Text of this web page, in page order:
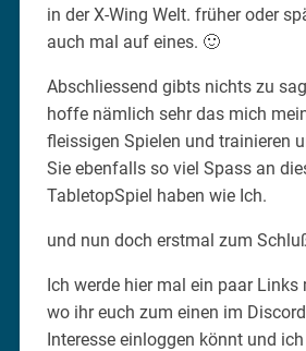
in der X-Wing Welt. früher oder
auch mal auf eines. 🙂
Abschliessend gibts nichts zu
hoffe nämlich sehr das mich
fleissigen Spielen und trainieren
Sie ebenfalls so viel Spass an
TabletopSpiel haben wie Ich.
und nun doch erstmal zum
Ich werde hier mal ein paar Links
wo ihr euch zum einen im
Interesse einloggen könnt und